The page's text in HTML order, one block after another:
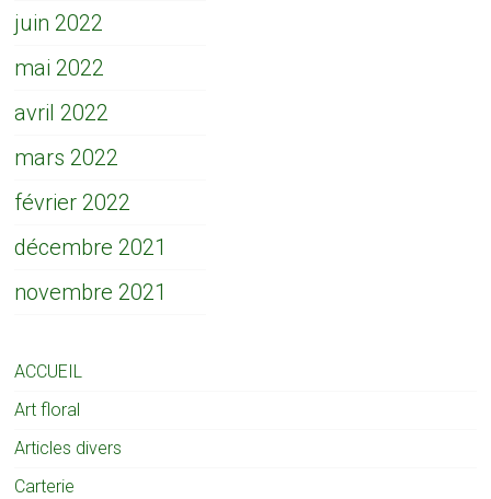
juin 2022
mai 2022
avril 2022
mars 2022
février 2022
décembre 2021
novembre 2021
ACCUEIL
Art floral
Articles divers
Carterie